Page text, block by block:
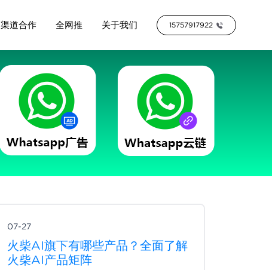
渠道合作 全网推 关于我们 15757917922
07-27
火柴AI旗下有哪些产品？全面了解
火柴AI产品矩阵